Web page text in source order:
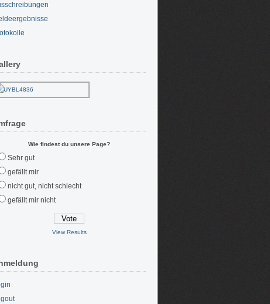
Wie findest du unsere Page?
Sehr gut
gefällt mir
nicht gut, nicht schlecht
gefällt mir nicht
View Results